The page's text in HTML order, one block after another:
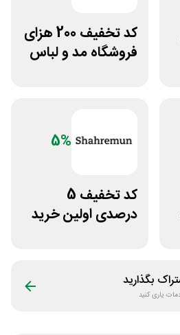
کد تخفیف 200 هزای
فروشگاه مد و لباس
5%
کد تخفیف 5
درصدی اولین خرید
بگذارید
یاری کنید